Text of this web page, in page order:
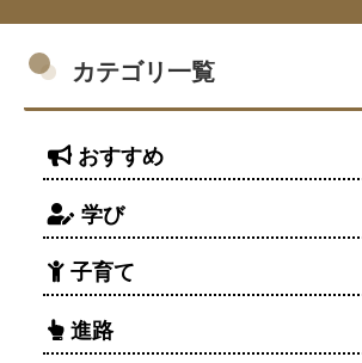
カテゴリ一覧
おすすめ
学び
子育て
進路